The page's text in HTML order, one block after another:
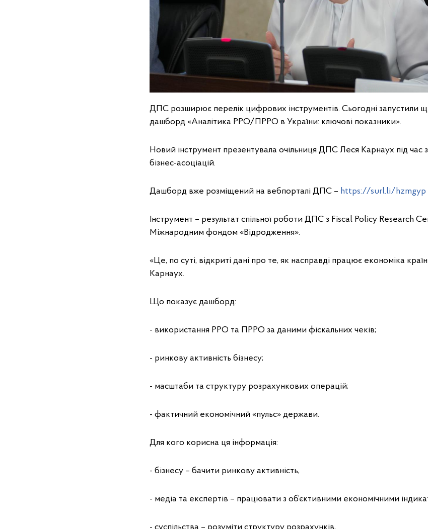
ДПС розширює перелік цифрових інструментів. Сьогодні запустили
дашборд «Аналітика РРО/ПРРО в України: ключові показники».
Новий інструмент презентувала очільниця ДПС Леся Карнаух під час
бізнес-асоціацій.
Дашборд вже розміщений на вебпорталі ДПС – https://surl.li/hzmgyp
Інструмент – результат спільної роботи ДПС з Fiscal Policy Research
Міжнародним фондом «Відродження».
«Це, по суті, відкриті дані про те, як насправді працює економіка
Карнаух.
Що показує дашборд:
- використання РРО та ПРРО за даними фіскальних чеків;
- ринкову активність бізнесу;
- масштаби та структуру розрахункових операцій;
- фактичний економічний «пульс» держави.
Для кого корисна ця інформація:
- бізнесу – бачити ринкову активність,
- медіа та експертів – працювати з об’єктивними економічними
- суспільства – розуміти структуру розрахунків,